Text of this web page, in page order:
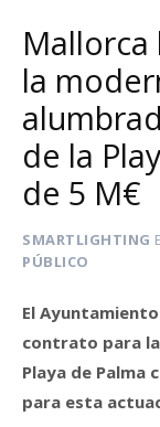
la
de la
de 5 M€
SMARTLIGHTING
PÚBLICO
El
contrato para
Playa de Palma
para esta